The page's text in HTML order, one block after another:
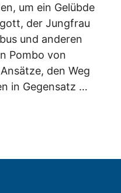
um ein Gelübde
der Jungfrau
und anderen
Pombo von
den Weg
in Gegensatz …